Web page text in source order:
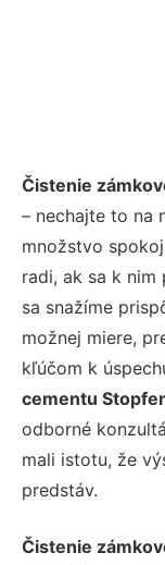
Čistenie
– nechajte to na
množstvo
radi, ak sa k nim
sa snažíme
možnej miere,
kľúčom k
cementu
odborné
mali istotu, že
predstáv.
Čistenie